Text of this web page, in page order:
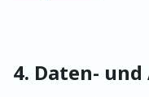
4. Daten-